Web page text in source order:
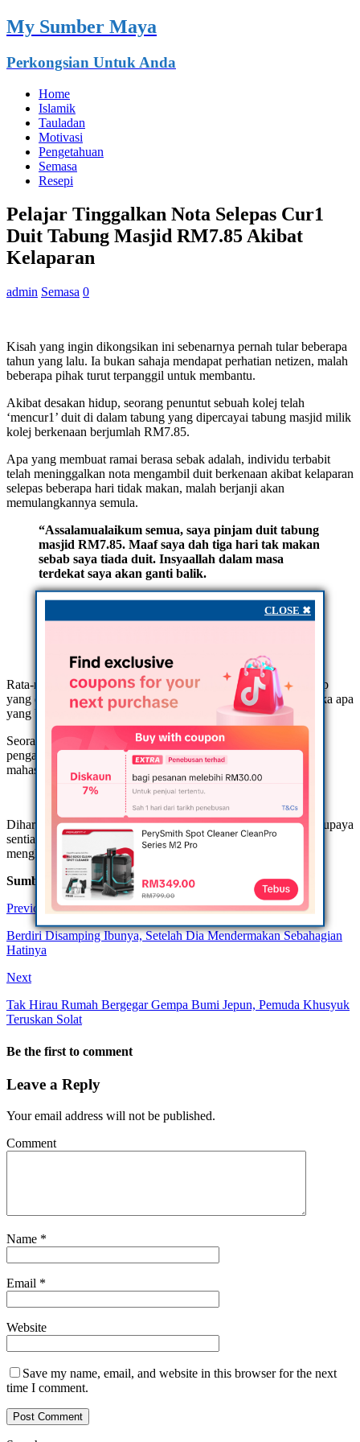
My Sumber Maya
Perkongsian Untuk Anda
Home
Islamik
Tauladan
Motivasi
Pengetahuan
Semasa
Resepi
Pelajar Tinggalkan Nota Selepas Cur1
Duit Tabung Masjid RM7.85 Akibat
Kelaparan
admin Semasa 0
Kisah yang ingin dikongsikan ini sebenarnya pernah tular beberapa
tahun yang lalu. Ia bukan sahaja mendapat perhatian netizen, malah
beberapa pihak turut terpanggil untuk membantu.
Akibat desakan hidup, seorang penuntut sebuah kolej telah
‘mencur1’ duit di dalam tabung yang dipercayai tabung masjid milik
kolej berkenaan berjumlah RM7.85.
Apa yang membuat ramai berasa sebak adalah, individu terbabit
telah meninggalkan nota mengambil duit berkenaan akibat kelaparan
selepas beberapa hari tidak makan, malah berjanji akan
memulangkannya semula.
“Assalamualaikum semua, saya pinjam duit tabung
masjid RM7.85. Maaf saya dah tiga hari tak makan
sebab saya tiada duit. Insyaallah dalam masa
terdekat saya akan ganti balik.
“Saya salah seorang penuntut kolej ini, terima
kasih. Semoga Allah merahmati anda semua.
Rata-rata netizen berasa cukup terkesan dengan keperitan hidup
yang dialami penuntut terbabit, malah ada yang tidak menjangka apa
yang berlaku itu benar-benar terjadi dalam masyarakat kita.
Seorang individu, ‎Mohd Fadli Salleh‎ telah tampil berkongsi
pengalaman serupa yang terjadi kepadanya ketika bergelar
mahasiswa yang telah membuka mata orang ramai.
Diharapkan perkongsian ini dapat membuka mata kita semua supaya
sentiasa cakna terhadap masyarakat sekeliling dengan sentiasa
menghulurkan bantuan kepada mereka yang memerlukan.
Sumber: kulihatlangitbiru
Previous
Berdiri Disamping Ibunya, Setelah Dia Mendermakan Sebahagian
Hatinya
Next
Tak Hirau Rumah Bergegar Gempa Bumi Jepun, Pemuda Khusyuk
Teruskan Solat
Be the first to comment
Leave a Reply
Your email address will not be published.
Comment
Name *
Email *
Website
Save my name, email, and website in this browser for the next
time I comment.
CLOSE ✖